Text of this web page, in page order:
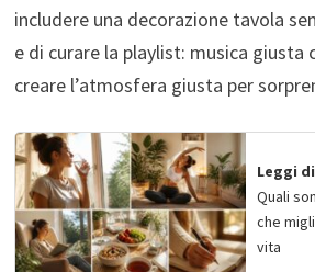
includere una decorazione tavola
e di curare la playlist: musica giusta
creare l’atmosfera giusta per
Leggi
Quali
che
vita